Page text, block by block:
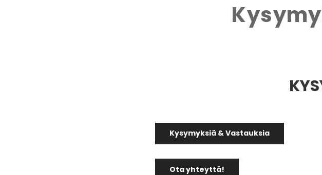
Kysymyksiä & Vastauksia
Ota yhteyttä!